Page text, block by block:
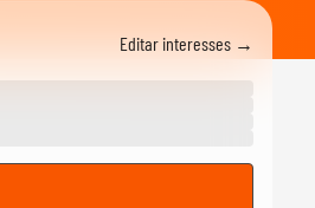
Editar interesses →